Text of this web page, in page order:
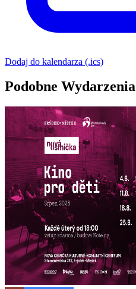
Dodaj do kalendarza (.ics)
Podobne Wydarzenia